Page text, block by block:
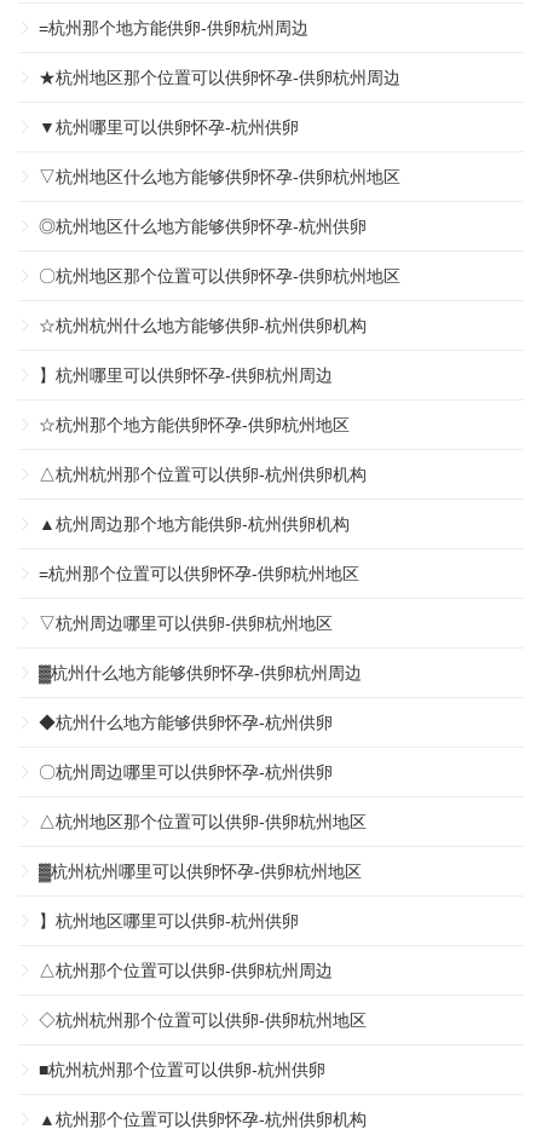
=杭州那个地方能供卵-供卵杭州周边
★杭州地区那个位置可以供卵怀孕-供卵杭州周边
▼杭州哪里可以供卵怀孕-杭州供卵
▽杭州地区什么地方能够供卵怀孕-供卵杭州地区
◎杭州地区什么地方能够供卵怀孕-杭州供卵
〇杭州地区那个位置可以供卵怀孕-供卵杭州地区
☆杭州杭州什么地方能够供卵-杭州供卵机构
】杭州哪里可以供卵怀孕-供卵杭州周边
☆杭州那个地方能供卵怀孕-供卵杭州地区
△杭州杭州那个位置可以供卵-杭州供卵机构
▲杭州周边那个地方能供卵-杭州供卵机构
=杭州那个位置可以供卵怀孕-供卵杭州地区
▽杭州周边哪里可以供卵-供卵杭州地区
▓杭州什么地方能够供卵怀孕-供卵杭州周边
◆杭州什么地方能够供卵怀孕-杭州供卵
〇杭州周边哪里可以供卵怀孕-杭州供卵
△杭州地区那个位置可以供卵-供卵杭州地区
▓杭州杭州哪里可以供卵怀孕-供卵杭州地区
】杭州地区哪里可以供卵-杭州供卵
△杭州那个位置可以供卵-供卵杭州周边
◇杭州杭州那个位置可以供卵-供卵杭州地区
■杭州杭州那个位置可以供卵-杭州供卵
▲杭州那个位置可以供卵怀孕-杭州供卵机构